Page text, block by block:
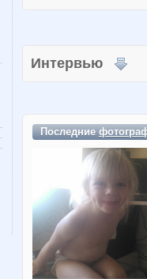
Интервью
Последние